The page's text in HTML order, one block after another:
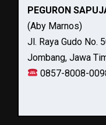
PEGURON
(Aby Marnos)
Jl. Raya Gudo No.
Jombang, Jawa
0857-8008-